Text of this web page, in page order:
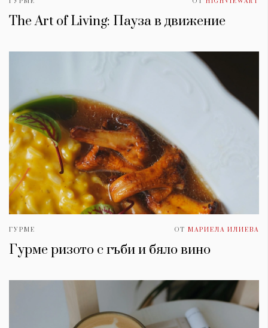
The Art of Living: Пауза в движение
ГУРМЕ ОТ МАРИЕЛА ИЛИЕВА
Гурме ризото с гъби и бяло вино